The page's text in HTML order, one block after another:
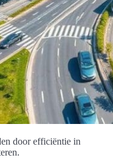
door efficiëntie in